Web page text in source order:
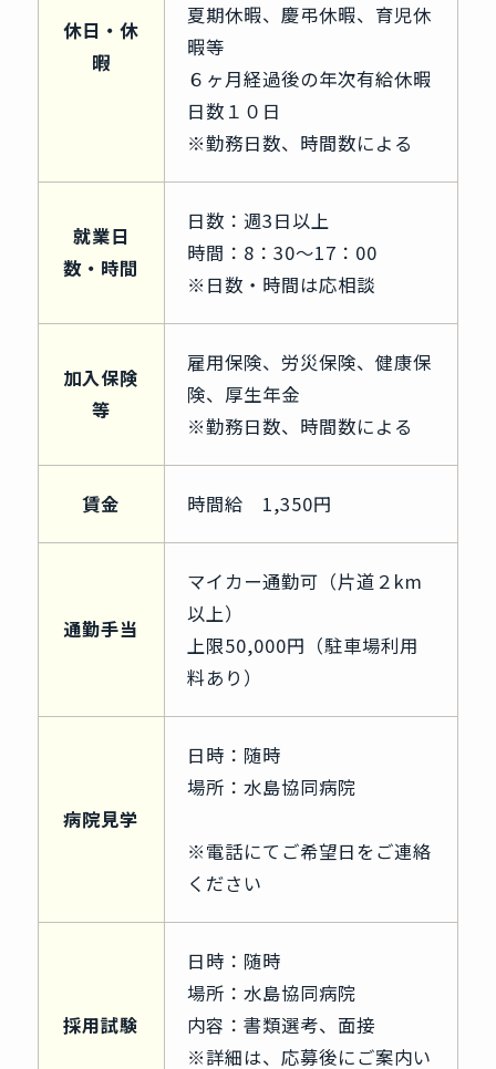
休日・休
暇
夏期休暇、慶弔休暇、育児休
暇等
６ヶ月経過後の年次有給休暇
日数１０日
※勤務日数、時間数による
就業日
数・時間
日数：週3日以上
時間：8：30～17：00
※日数・時間は応相談
加入保険
等
雇用保険、労災保険、健康保
険、厚生年金
※勤務日数、時間数による
賃金 時間給 1,350円
通勤手当
マイカー通勤可（片道２km
以上）
上限50,000円（駐車場利用
料あり）
病院見学
日時：随時
場所：水島協同病院
※電話にてご希望日をご連絡
ください
採用試験
日時：随時
場所：水島協同病院
内容：書類選考、面接
※詳細は、応募後にご案内い